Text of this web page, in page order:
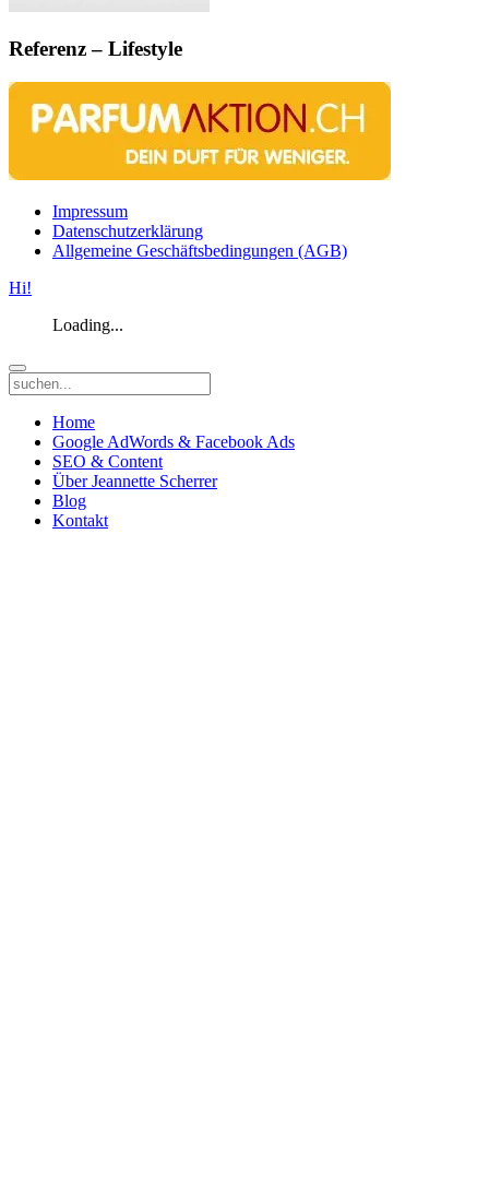
Referenz – Lifestyle
Impressum
Datenschutzerklärung
Allgemeine Geschäftsbedingungen (AGB)
Hi!
Loading...
Home
Google AdWords & Facebook Ads
SEO & Content
Über Jeannette Scherrer
Blog
Kontakt